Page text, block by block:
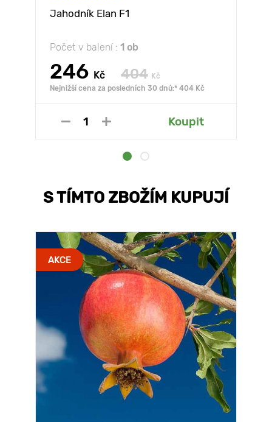
Jahodník Elan F1
Počet v balení : 1 ob
246 Kč 404 Kč
Nejnižší cena za posledních 30 dnů:* 404 Kč
Koupit
S TÍMTO ZBOŽÍM KUPUJÍ
AKCE